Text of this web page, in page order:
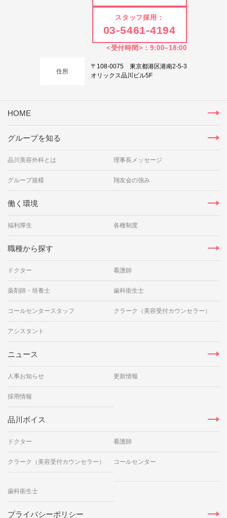
スタッフ採用：
03-5461-4194
<受付時間>：9:00~18:00
住所
〒108-0075 東京都港区港南2-5-3
オリックス品川ビル5F
HOME
グループを知る
品川美容外科とは 理事長メッセージ
グループ規模 翔友会の強み
働く環境
福利厚生 各種制度
職種から探す
ドクター 看護師
薬剤師・培養士 歯科衛生士
コールセンタースタッフ クラーク（美容受付カウンセラー）
アシスタント
ニュース
人事お知らせ 更新情報
採用情報
品川ボイス
ドクター 看護師
クラーク（美容受付カウンセラー） コールセンター
歯科衛生士
プライバシーポリシー